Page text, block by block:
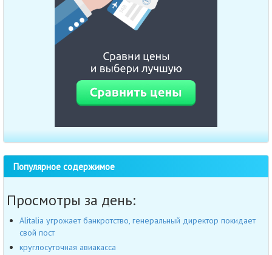
Популярное содержимое
Просмотры за день:
Alitalia угрожает банкротство, генеральный директор покидает
свой пост
круглосуточная авиакасса